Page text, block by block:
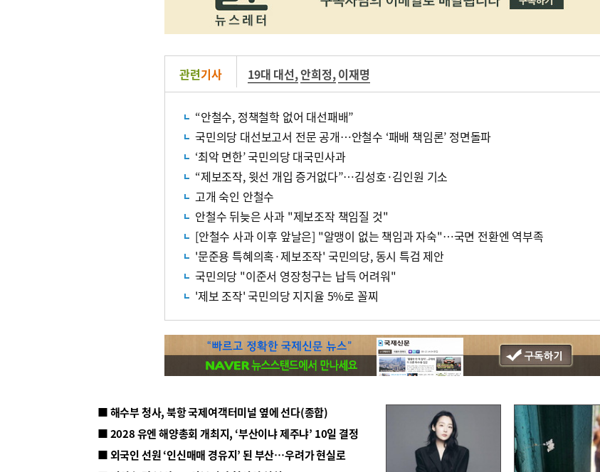
관련기사 19대 대선,안희정,이재명
“안철수, 정책철학 없어 대선패배”
국민의당 대선보고서 전문 공개…안철수 ‘패배 책임론’ 정면돌파
‘최악 면한’ 국민의당 대국민사과
“제보조작, 윗선 개입 증거없다”…김성호·김인원 기소
고개 숙인 안철수
안철수 뒤늦은 사과 "제보조작 책임질 것"
[안철수 사과 이후 앞날은] "알맹이 없는 책임과 자숙"…국면 전환엔 역부족
'문준용 특혜의혹·제보조작' 국민의당, 동시 특검 제안
국민의당 "이준서 영장청구는 납득 어려워"
'제보 조작' 국민의당 지지율 5%로 꼴찌
■ 해수부 청사, 북항 국제여객터미널 옆에 선다(종합)
■ 2028 유엔 해양총회 개최지, ‘부산이냐 제주냐’ 10일 결정
■ 외국인 선원 ‘인신매매 경유지’ 된 부산…우려가 현실로